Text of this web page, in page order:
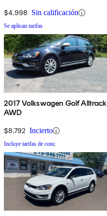
$4,998 Sin calificación
Se aplican tarifas
2017 Volkswagen Golf Alltrack
AWD
$8,792 Incierto
Incluye tarifas de conc.